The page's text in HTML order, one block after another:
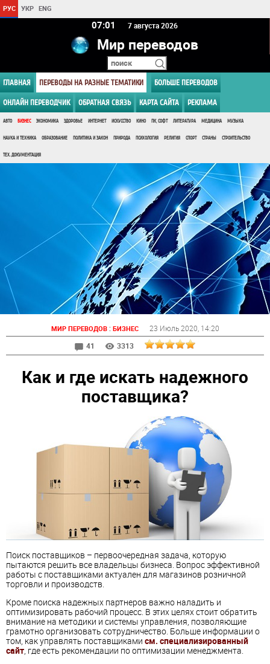
РУС УКР ENG
07 01 7 августа 2026
Мир переводов
ГЛАВНАЯ ПЕРЕВОДЫ НА РАЗНЫЕ ТЕМАТИКИ БОЛЬШЕ ПЕРЕВОДОВ
ОНЛАЙН ПЕРЕВОДЧИК ОБРАТНАЯ СВЯЗЬ КАРТА САЙТА РЕКЛАМА
АВТО БИЗНЕС ЭКОНОМИКА ЗДОРОВЬЕ ИНТЕРНЕТ ИСКУССТВО КИНО ПК, СОФТ ЛИТЕРАТУРА МЕДИЦИНА МУЗЫКА
НАУКА И ТЕХНИКА ОБРАЗОВАНИЕ ПОЛИТИКА И ЗАКОН ПРИРОДА ПСИХОЛОГИЯ РЕЛИГИЯ СПОРТ СТРАНЫ СТРОИТЕЛЬСТВО
ТЕХ. ДОКУМЕНТАЦИЯ
МИР ПЕРЕВОДОВ: БИЗНЕС 23 Июль 2020 , 14:20
41
3313
Как и где искать надежного
поставщика?
Поиск поставщиков – первоочередная задача, которую
пытаются решить все владельцы бизнеса. Вопрос эффективной
работы с поставщиками актуален для магазинов розничной
торговли и производств.
Кроме поиска надежных партнеров важно наладить и
оптимизировать рабочий процесс. В этих целях стоит обратить
внимание на методики и системы управления, позволяющие
грамотно организовать сотрудничество. Больше информации о
том, как управлять поставщиками см. специализированный
сайт, где есть рекомендации по оптимизации менеджмента.